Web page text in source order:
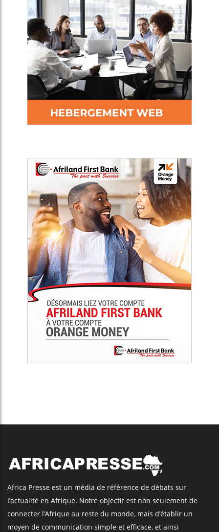
Africa Presse est un média de référence de débats sur
l’actualité en Afrique. Notre objectif est non seulement de
connecter l’Afrique au reste du monde, mais d’établir un
moyen de communication simple et efficace, et ainsi